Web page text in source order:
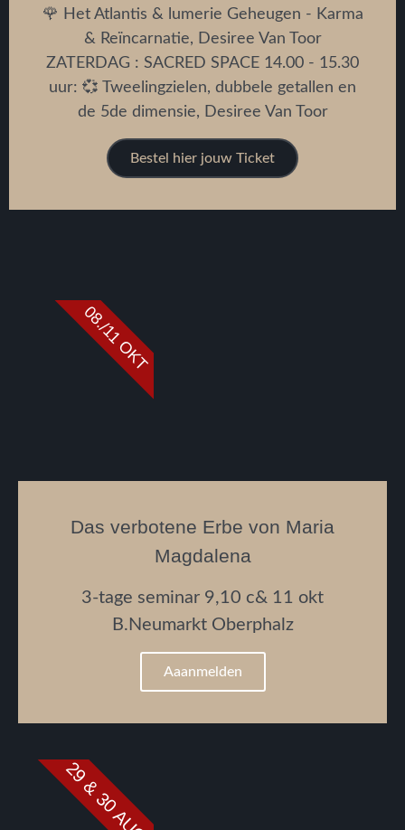
🌹 Het Atlantis & lumerie Geheugen - Karma
& Reïncarnatie, Desiree Van Toor
ZATERDAG : SACRED SPACE 14.00 - 15.30
uur: 💞 Tweelingzielen, dubbele getallen en
de 5de dimensie, Desiree Van Toor
Bestel hier jouw Ticket
Das verbotene Erbe von Maria
Magdalena
3-tage seminar 9,10 c& 11 okt
B.Neumarkt Oberphalz
Aaanmelden
08./11 OKT
29 & 30 AUG.